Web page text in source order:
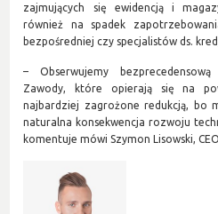
zajmujących się ewidencją i
również na spadek
bezpośredniej czy specjalistów ds.
– Obserwujemy
Zawody, które opierają się na
najbardziej zagrożone redukcją, bo
naturalna konsekwencja rozwoju
komentuje mówi Szymon Lisowski,